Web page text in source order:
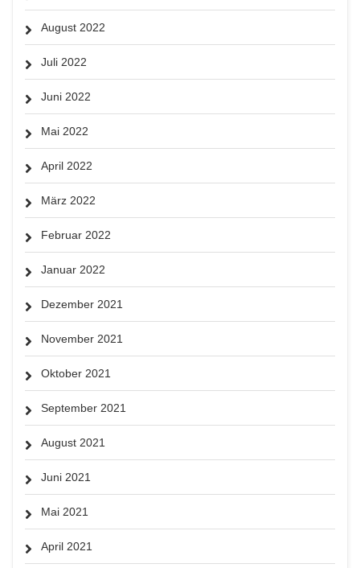
August 2022
Juli 2022
Juni 2022
Mai 2022
April 2022
März 2022
Februar 2022
Januar 2022
Dezember 2021
November 2021
Oktober 2021
September 2021
August 2021
Juni 2021
Mai 2021
April 2021